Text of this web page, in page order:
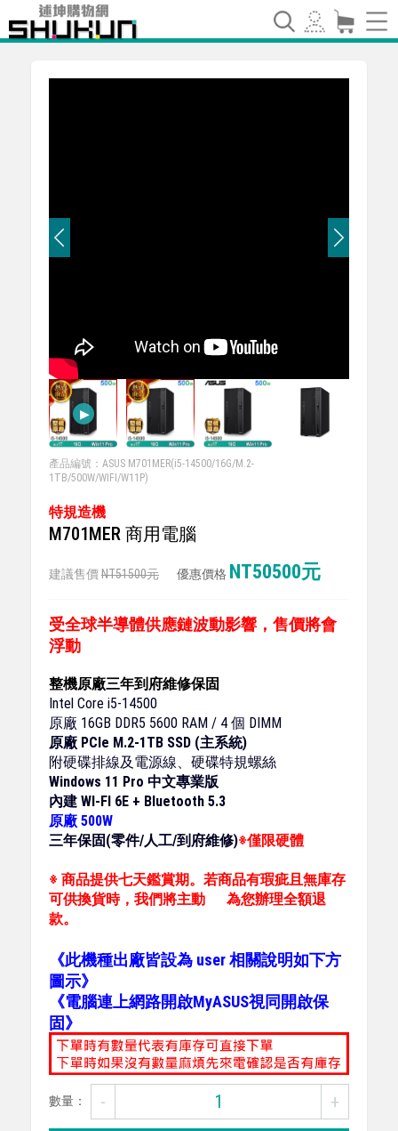
產品編號：ASUS M701MER(i5-14500/16G/M.2-
1TB/500W/WIFI/W11P)
特規造機
M701MER 商用電腦
建議售價 NT51500元 優惠價格 NT50500元
受全球半導體供應鏈波動影響，售價將會
浮動
整機原廠三年到府維修保固
Intel Core i5-14500
原廠 16GB DDR5 5600 RAM / 4 個 DIMM
原廠 PCle M.2-1TB SSD (主系統)
附硬碟排線及電源線、硬碟特規螺絲
Windows 11 Pro 中文專業版
內建 WI-FI 6E + Bluetooth 5.3
原廠 500W
三年保固(零件/人工/到府維修)※僅限硬體
※ 商品提供七天鑑賞期。若商品有瑕疵且無庫存
可供換貨時，我們將主動 為您辦理全額退
款。
《此機種出廠皆設為 user 相關說明如下方
圖示》
《電腦連上網路開啟MyASUS視同開啟保
固》
數量： - +